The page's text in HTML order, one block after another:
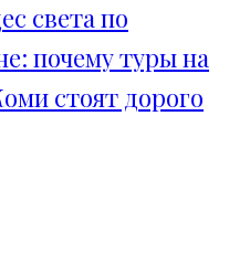
света по
почему туры на
стоят дорого